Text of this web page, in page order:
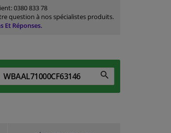
0380 833 78
question à nos spécialistes produits.
Et Réponses.